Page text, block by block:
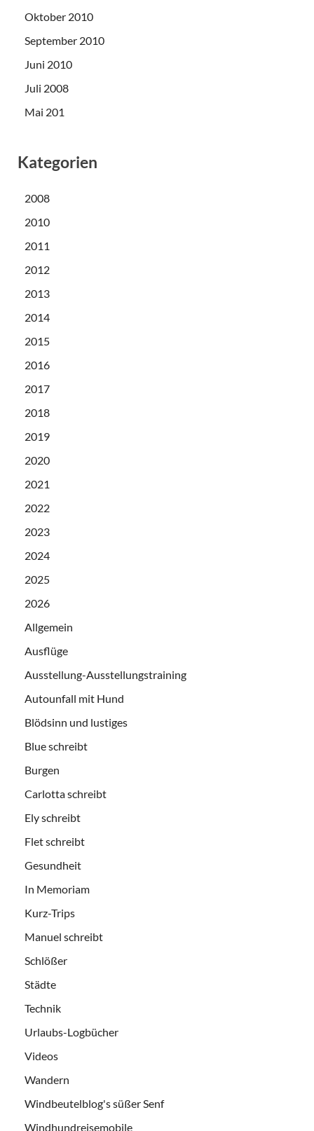
Oktober 2010
September 2010
Juni 2010
Juli 2008
Mai 201
Kategorien
2008
2010
2011
2012
2013
2014
2015
2016
2017
2018
2019
2020
2021
2022
2023
2024
2025
2026
Allgemein
Ausflüge
Ausstellung-Ausstellungstraining
Autounfall mit Hund
Blödsinn und lustiges
Blue schreibt
Burgen
Carlotta schreibt
Ely schreibt
Flet schreibt
Gesundheit
In Memoriam
Kurz-Trips
Manuel schreibt
Schlößer
Städte
Technik
Urlaubs-Logbücher
Videos
Wandern
Windbeutelblog's süßer Senf
Windhundreisemobile